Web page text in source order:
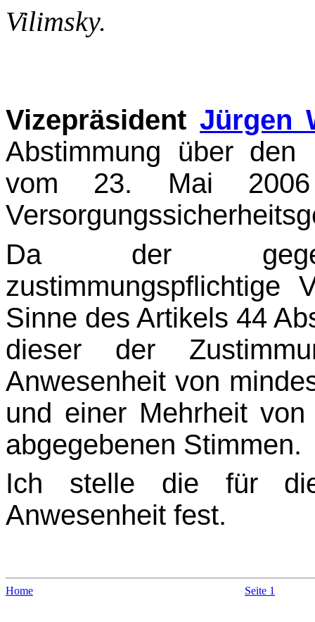
Vilimsky.
VizepräsidentJürgen
Abstimmung über den
vom 23. Mai 2006
Da der
zustimmungspflichtige
Sinne des Artikels 44
dieser der
Anwesenheit von
und einer Mehrheit
abgegebenen Stimmen.
Ich stelle die für die
Anwesenheit fest.
Home Seite 1